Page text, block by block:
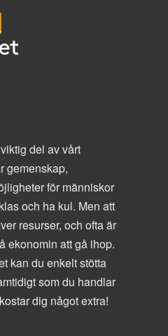
del av vårt
gemenskap,
för människor
och ha kul. Men att
resurser, och ofta är
ekonomin att gå ihop.
kan du enkelt stötta
som du handlar
dig något extra!